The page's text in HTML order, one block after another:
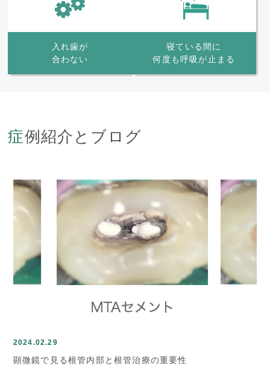
入れ歯が
合わない
寝ている間に
何度も呼吸が止まる
症例紹介とブログ
2024.02.29
顕微鏡で見る根管内部と根管治療の重要性